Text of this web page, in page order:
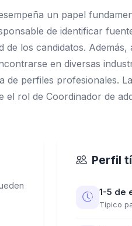
un papel
de identificar
los candidatos. Además,
en diversas
perfiles profesionales.
rol de Coordinador de
Perfil
1-5 de
Típico